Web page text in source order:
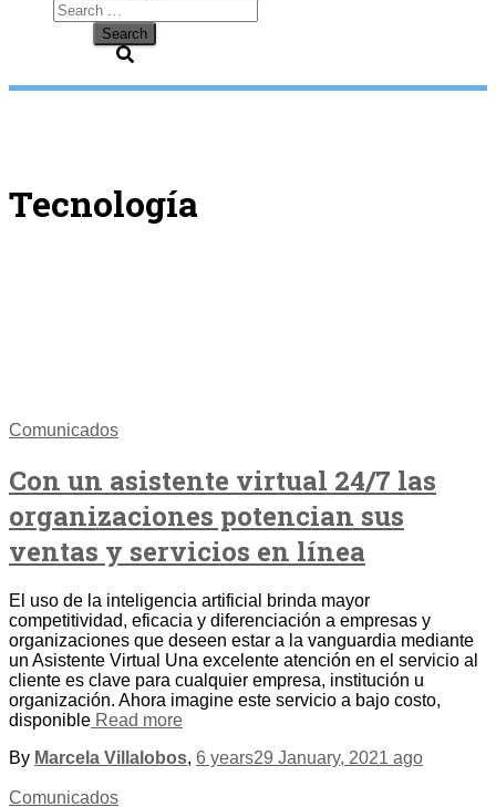
Tecnología
Comunicados
Con un asistente virtual 24/7 las
organizaciones potencian sus
ventas y servicios en línea
El uso de la inteligencia artificial brinda mayor
competitividad, eficacia y diferenciación a empresas y
organizaciones que deseen estar a la vanguardia mediante
un Asistente Virtual Una excelente atención en el servicio al
cliente es clave para cualquier empresa, institución u
organización. Ahora imagine este servicio a bajo costo,
disponible Read more
By Marcela Villalobos, 6 years29 January, 2021 ago
Comunicados